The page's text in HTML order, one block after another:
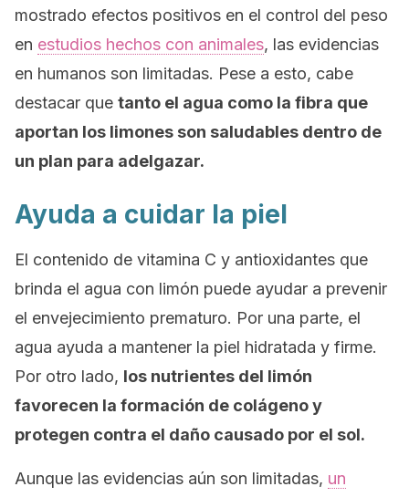
mostrado efectos positivos en el control del peso
en estudios hechos con animales, las evidencias
en humanos son limitadas. Pese a esto, cabe
destacar que tanto el agua como la fibra que
aportan los limones son saludables dentro de
un plan para adelgazar.
Ayuda a cuidar la piel
El contenido de vitamina C y antioxidantes que
brinda el agua con limón puede ayudar a prevenir
el envejecimiento prematuro. Por una parte, el
agua ayuda a mantener la piel hidratada y firme.
Por otro lado, los nutrientes del limón
favorecen la formación de colágeno y
protegen contra el daño causado por el sol.
Aunque las evidencias aún son limitadas, un